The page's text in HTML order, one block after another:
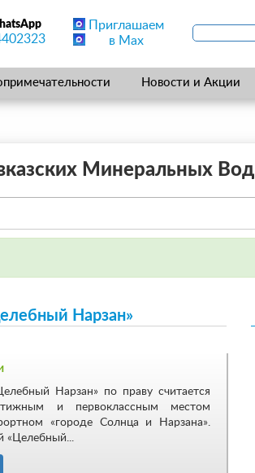
Приглашаем
в Max
Новости и Акции
Минеральных Вод
Нарзан»
Нарзан» по праву считается
и первоклассным местом
«городе Солнца и Нарзана».
«Целебный...